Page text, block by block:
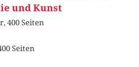
und Kunst
400 Seiten
Seiten